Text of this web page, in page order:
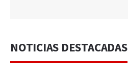
NOTICIAS DESTACADAS